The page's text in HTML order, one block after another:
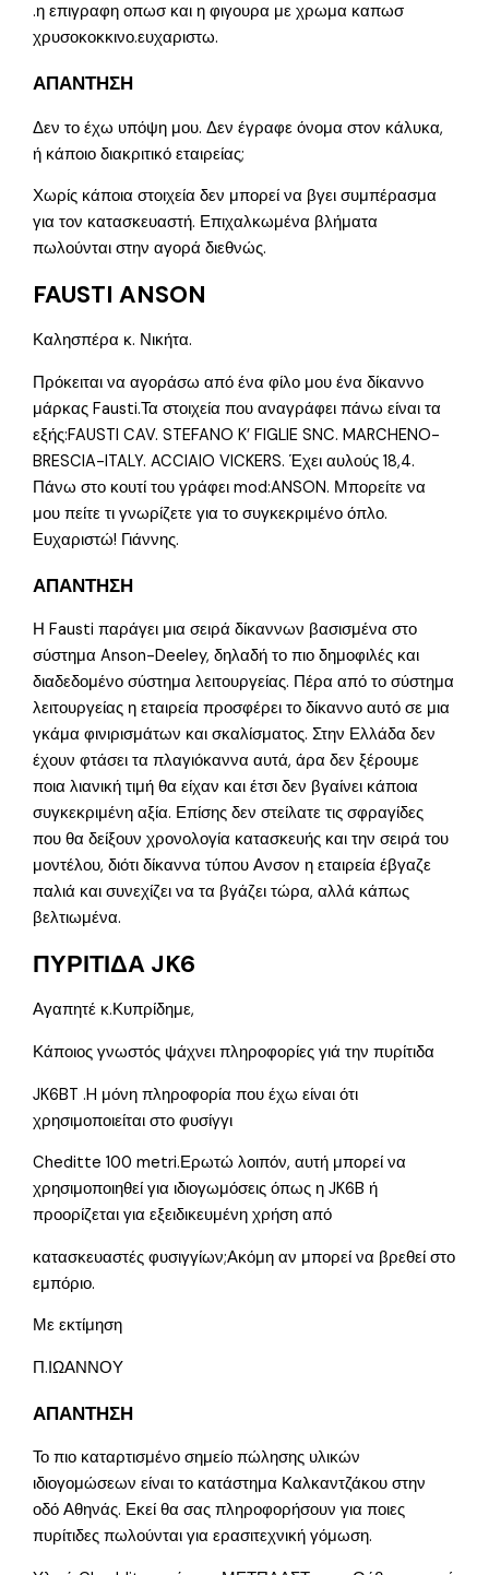
.η επιγραφη οπωσ και η φιγουρα με χρωμα καπωσ
χρυσοκοκκινο.ευχαριστω.
ΑΠΑΝΤΗΣΗ
Δεν το έχω υπόψη μου. Δεν έγραφε όνομα στον κάλυκα,
ή κάποιο διακριτικό εταιρείας;
Χωρίς κάποια στοιχεία δεν μπορεί να βγει συμπέρασμα
για τον κατασκευαστή. Επιχαλκωμένα βλήματα
πωλούνται στην αγορά διεθνώς.
FAUSTI ANSON
Καλησπέρα κ. Νικήτα.
Πρόκειται να αγοράσω από ένα φίλο μου ένα δίκαννο
μάρκας Fausti.Τα στοιχεία που αναγράφει πάνω είναι τα
εξής:FAUSTI CAV. STEFANO K’ FIGLIE SNC. MARCHENO-
BRESCIA-ITALY. ACCIAIO VICKERS. Έχει αυλούς 18,4.
Πάνω στο κουτί του γράφει mod:ANSON. Μπορείτε να
μου πείτε τι γνωρίζετε για το συγκεκριμένο όπλο.
Ευχαριστώ! Γιάννης.
ΑΠΑΝΤΗΣΗ
Η Fausti παράγει μια σειρά δίκαννων βασισμένα στο
σύστημα Anson-Deeley, δηλαδή το πιο δημοφιλές και
διαδεδομένο σύστημα λειτουργείας. Πέρα από το σύστημα
λειτουργείας η εταιρεία προσφέρει το δίκαννο αυτό σε μια
γκάμα φινιρισμάτων και σκαλίσματος. Στην Ελλάδα δεν
έχουν φτάσει τα πλαγιόκαννα αυτά, άρα δεν ξέρουμε
ποια λιανική τιμή θα είχαν και έτσι δεν βγαίνει κάποια
συγκεκριμένη αξία. Επίσης δεν στείλατε τις σφραγίδες
που θα δείξουν χρονολογία κατασκευής και την σειρά του
μοντέλου, διότι δίκαννα τύπου Ανσον η εταιρεία έβγαζε
παλιά και συνεχίζει να τα βγάζει τώρα, αλλά κάπως
βελτιωμένα.
ΠΥΡΙΤΙΔΑ JK6
Αγαπητέ κ.Κυπρίδημε,
Κάποιος γνωστός ψάχνει πληροφορίες γιά την πυρίτιδα
JK6BT .H μόνη πληροφορία που έχω είναι ότι
χρησιμοποιείται στο φυσίγγι
Cheditte 100 metri.Ερωτώ λοιπόν, αυτή μπορεί να
χρησιμοποιηθεί για ιδιογωμόσεις όπως η JK6B ή
προορίζεται για εξειδικευμένη χρήση από
κατασκευαστές φυσιγγίων;Ακόμη αν μπορεί να βρεθεί στο
εμπόριο.
Με εκτίμηση
Π.ΙΩΑΝΝΟΥ
ΑΠΑΝΤΗΣΗ
Το πιο καταρτισμένο σημείο πώλησης υλικών
ιδιογομώσεων είναι το κατάστημα Καλκαντζάκου στην
οδό Αθηνάς. Εκεί θα σας πληροφορήσουν για ποιες
πυρίτιδες πωλούνται για ερασιτεχνική γόμωση.